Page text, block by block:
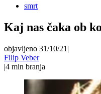
smrt
Kaj nas čaka ob
objavljeno 31/10/21 |
Filip Veber
|4 min branja